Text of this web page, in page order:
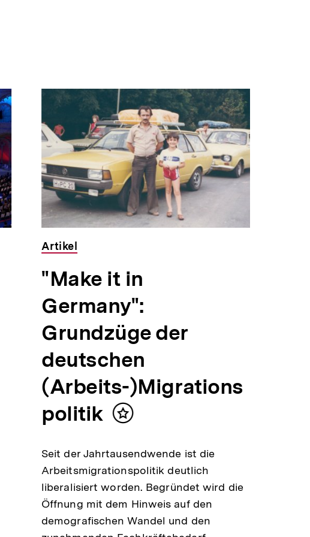
Artikel
"Make it in
Germany":
Grundzüge der
deutschen
(Arbeits-)Migrations
politik
Inhalt
Seit der Jahrtausendwende ist die
Arbeitsmigrationspolitik deutlich
liberalisiert worden. Begründet wird die
Öffnung mit dem Hinweis auf den
demografischen Wandel und den